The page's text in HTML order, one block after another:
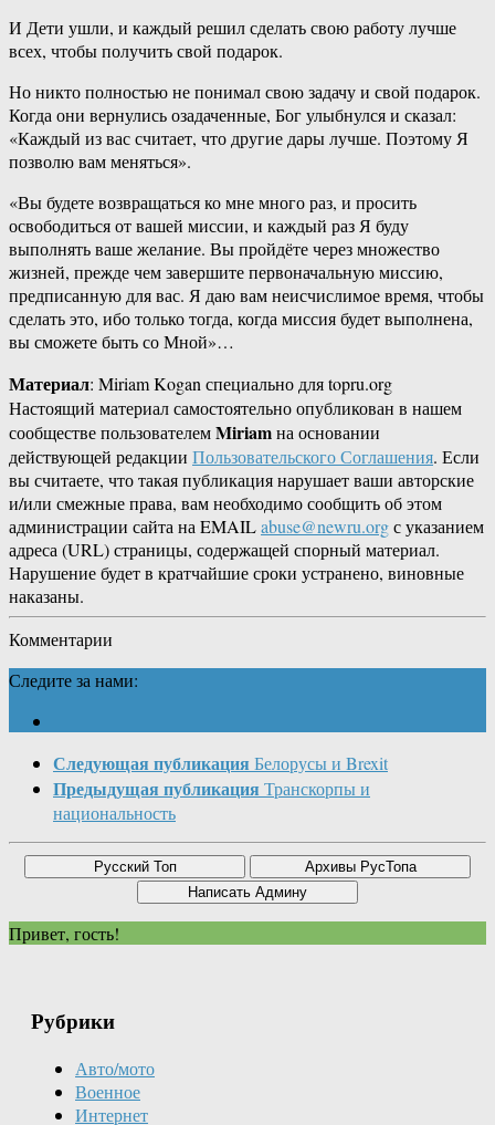
И Дети ушли, и каждый решил сделать свою работу лучше
всех, чтобы получить свой подарок.
Но никто полностью не понимал свою задачу и свой подарок.
Когда они вернулись озадаченные, Бог улыбнулся и сказал:
«Каждый из вас считает, что другие дары лучше. Поэтому Я
позволю вам меняться».
«Вы будете возвращаться ко мне много раз, и просить
освободиться от вашей миссии, и каждый раз Я буду
выполнять ваше желание. Вы пройдёте через множество
жизней, прежде чем завершите первоначальную миссию,
предписанную для вас. Я даю вам неисчислимое время, чтобы
сделать это, ибо только тогда, когда миссия будет выполнена,
вы сможете быть со Мной»…
Материал: Miriam Kogan специально для topru.org
Настоящий материал самостоятельно опубликован в нашем
сообществе пользователемMiriamна основании
действующей редакции Пользовательского Соглашения. Если
вы считаете, что такая публикация нарушает ваши авторские
и/или смежные права, вам необходимо сообщить об этом
администрации сайта на EMAILabuse@newru.orgс указанием
адреса (URL) страницы, содержащей спорный материал.
Нарушение будет в кратчайшие сроки устранено, виновные
наказаны.
Комментарии
Следите за нами:
Следующая публикация Белорусы и Brexit
Предыдущая публикация Транскорпы и
национальность
Привет, гость!
Рубрики
Авто/мото
Военное
Интернет